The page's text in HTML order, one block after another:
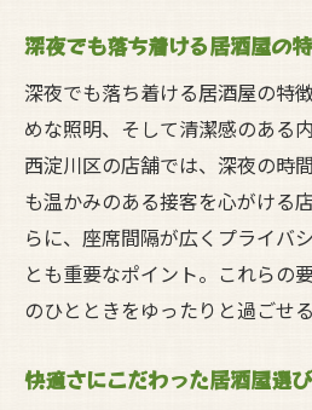
深夜でも落ち着ける居酒屋の
深夜でも落ち着ける居酒屋の特
めな照明、そして清潔感のある
西淀川区の店舗では、深夜の時
も温かみのある接客を心がける
らに、座席間隔が広くプライバ
とも重要なポイント。これらの
のひとときをゆったりと過ごせ
快適さにこだわった居酒屋選